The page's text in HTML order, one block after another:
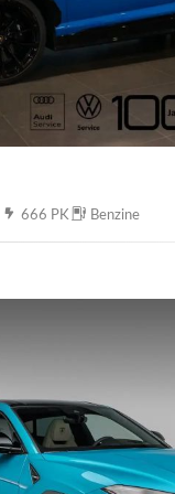
666 PK Benzine